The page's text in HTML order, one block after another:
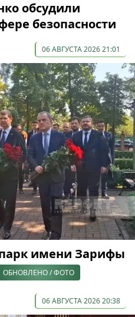
обсудили
безопасности
06 АВГУСТА 2026 21:01
имени Зарифы
ОБНОВЛЕНО / ФОТО
06 АВГУСТА 2026 20:38